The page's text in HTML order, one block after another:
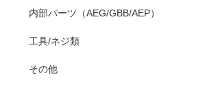
内部パーツ（AEG/GBB/AEP）
工具/ネジ類
その他